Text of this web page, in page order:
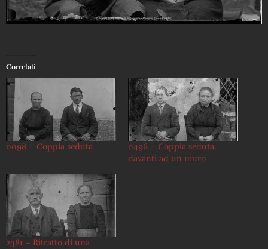
Correlati
0098 – Coppia seduta
0496 – Coppia seduta,
davanti ad un muro
2381 – Ritratto di una